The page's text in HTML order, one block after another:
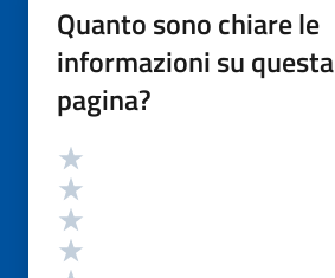
Quanto sono chiare le
informazioni su questa
pagina?
Valutazione